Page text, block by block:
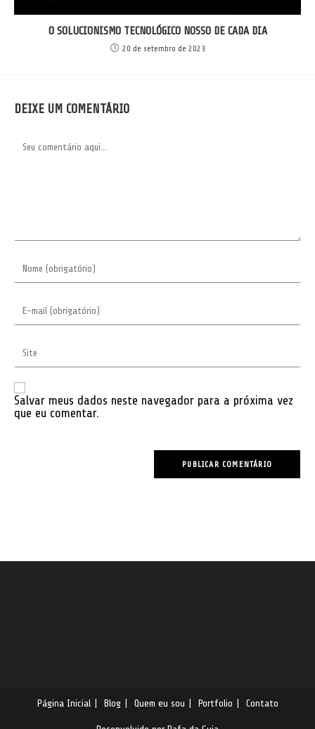
O SOLUCIONISMO TECNOLÓGICO NOSSO DE CADA DIA
20 de setembro de 2023
DEIXE UM COMENTÁRIO
seu
para
seu
mail
comentar
seu
site
(opcional)
Salvar meus dados neste navegador para a próxima vez
que eu comentar.
Página Inicial Blog Quem eu sou Portfolio Contato